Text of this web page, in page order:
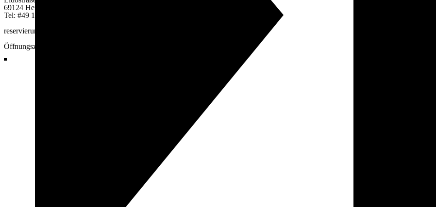
69124 Heidelberg
Tel: #49 123 456 78
reservierung@reservierung.de
Öffnungszeiten: 16:00 – 23:00 Uhr